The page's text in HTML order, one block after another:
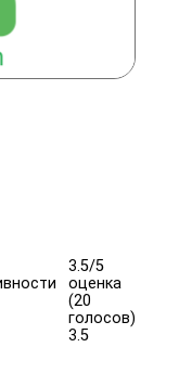
3.5/5
оценка
(20
голосов)
3.5